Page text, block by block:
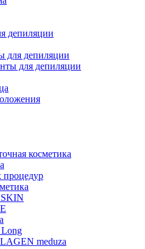
депиляции
для депиляции
для депиляции
косметика
meduza